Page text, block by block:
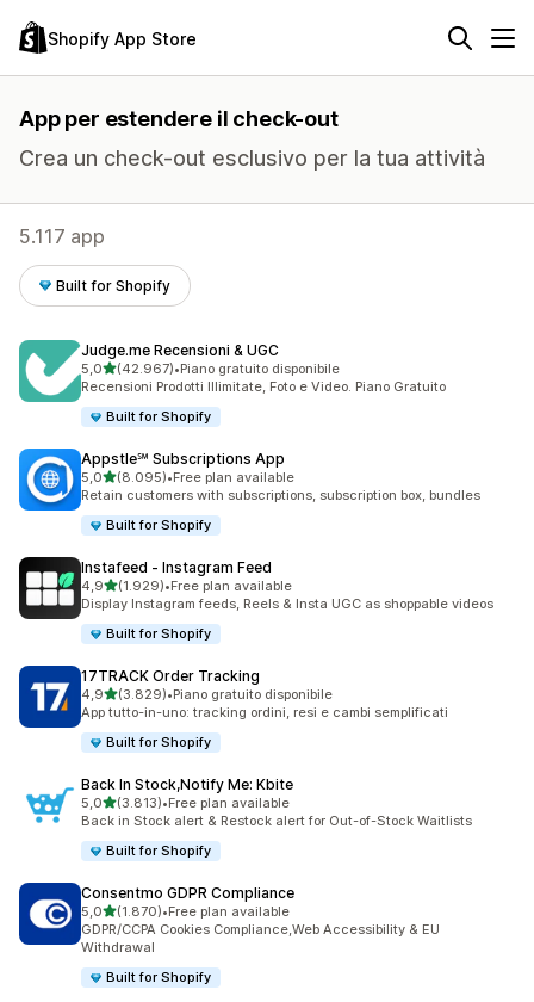
Shopify App Store
App per estendere il check-out
Crea un check-out esclusivo per la tua attività
5.117 app
Built for Shopify
Judge.me Recensioni & UGC
5,0stelle su 5
(42.967)
42967 recensioni totali
•Piano gratuito disponibile
Recensioni Prodotti Illimitate, Foto e Video. Piano Gratuito
Built for Shopify
Appstle℠ Subscriptions App
5,0stelle su 5
(8.095)
8095 recensioni totali
•Free plan available
Retain customers with subscriptions, subscription box, bundles
Built for Shopify
Instafeed ‑ Instagram Feed
4,9stelle su 5
(1.929)
1929 recensioni totali
•Free plan available
Display Instagram feeds, Reels & Insta UGC as shoppable videos
Built for Shopify
17TRACK Order Tracking
4,9stelle su 5
(3.829)
3829 recensioni totali
•Piano gratuito disponibile
App tutto-in-uno: tracking ordini, resi e cambi semplificati
Built for Shopify
Back In Stock,Notify Me: Kbite
5,0stelle su 5
(3.813)
3813 recensioni totali
•Free plan available
Back in Stock alert & Restock alert for Out-of-Stock Waitlists
Built for Shopify
Consentmo GDPR Compliance
5,0stelle su 5
(1.870)
1870 recensioni totali
•Free plan available
GDPR/CCPA Cookies Compliance,Web Accessibility & EU
Withdrawal
Built for Shopify